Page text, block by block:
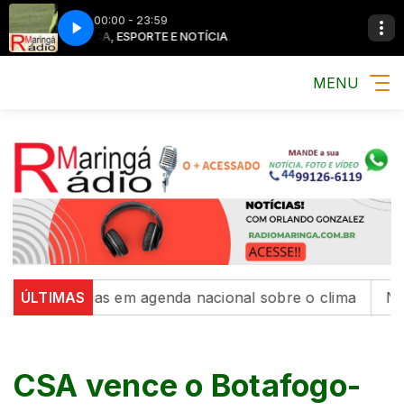
00:00 - 23:59
MÚSICA, ESPORTE E NOTÍCIA MÚSICA,
MÚSICA, ESPORTE E NOTÍCIA MÚSICA,
MENU
ÚLTIMASem agenda nacional sobre o clima Novos
CSA vence o Botafogo-